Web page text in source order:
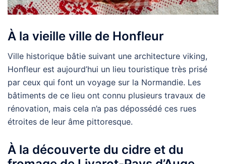
À la vieille ville de Honfleur
Ville historique bâtie suivant une architecture viking,
Honfleur est aujourd’hui un lieu touristique très prisé
par ceux qui font un voyage sur la Normandie. Les
bâtiments de ce lieu ont connu plusieurs travaux de
rénovation, mais cela n’a pas dépossédé ces rues
étroites de leur âme pittoresque.
À la découverte du cidre et du